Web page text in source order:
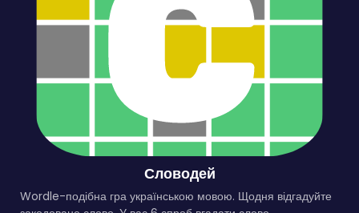
Словодей
Wordle-подібна гра українською мовою. Щодня відгадуйте